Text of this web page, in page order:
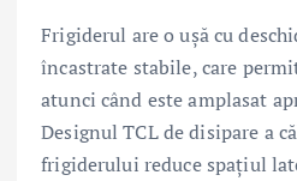
Frigiderul are o ușă cu
încastrate stabile, care
atunci când este amplasat
Designul TCL de disipare a
frigiderului reduce spațiul